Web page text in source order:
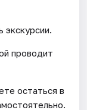
экскурсии.
проводит
остаться в